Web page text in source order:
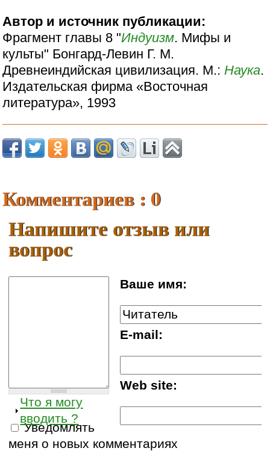
Автор и источник публикации:
Фрагмент главы 8 "Индуизм. Мифы и
культы" Бонгард-Левин Г. М.
Древнеиндийская цивилизация. М.:Наука.
Издательская фирма «Восточная
литература», 1993
Комментариев : 0
Напишите отзыв или
вопрос
Ваше имя:
E-mail:
Web site:
Что я могу
вводить ?
Уведомлять
меня о новых комментариях